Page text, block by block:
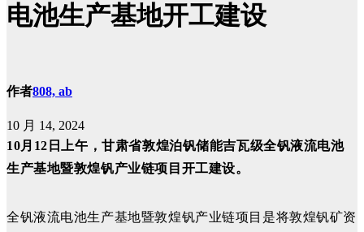
电池生产基地开工建设
作者808, ab
10 月 14, 2024
10月12日上午，甘肃省敦煌泊钒储能吉瓦级全钒液流电池
生产基地暨敦煌钒产业链项目开工建设。
全钒液流电池生产基地暨敦煌钒产业链项目是将敦煌钒矿资